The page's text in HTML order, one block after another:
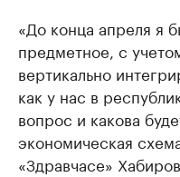
«До конца апреля я
предметное, с
вертикально
как у нас в
вопрос и какова
экономическая
«Здравчасе»